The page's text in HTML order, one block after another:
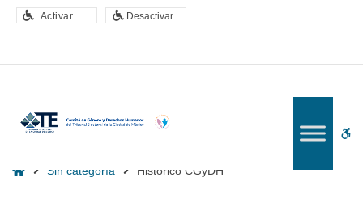
Histórico
Activar Desactivar
HomeSin categoría Histórico CGyDH